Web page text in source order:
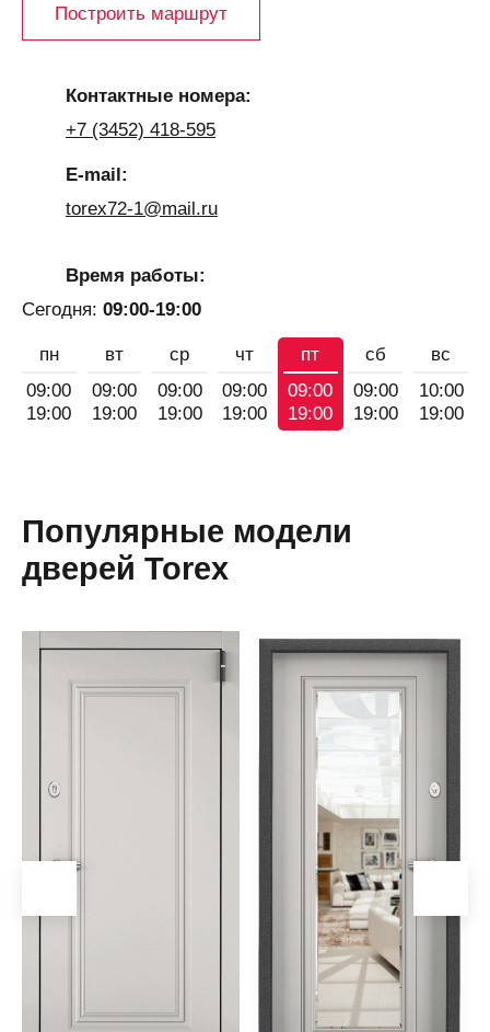
Построить маршрут
Контактные номера:
+7 (3452) 418-595
E-mail:
torex72-1@mail.ru
Время работы:
Сегодня: 09:00-19:00
пн
09:00
19:00
вт
09:00
19:00
ср
09:00
19:00
чт
09:00
19:00
пт
09:00
19:00
сб
09:00
19:00
вс
10:00
19:00
Популярные модели
дверей Torex